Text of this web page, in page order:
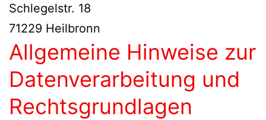
Schlegelstr. 18
71229 Heilbronn
Allgemeine Hinweise zur
Datenverarbeitung und
Rechtsgrundlagen